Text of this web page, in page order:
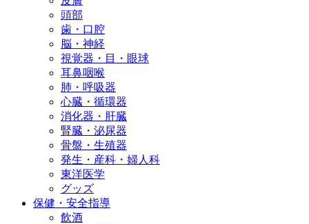
頭部
歯・口腔
脳・神経
視覚器・目・眼球
耳鼻咽喉
肺・呼吸器
心臓・循環器
消化器・肝臓
腎臓・泌尿器
骨盤・生殖器
発生・産科・婦人科
東洋医学
グッズ
保健・安全指導
飲酒